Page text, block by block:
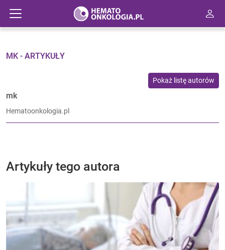
MK - ARTYKUŁY
Pokaż listę autorów
mk
Hematoonkologia.pl
Artykuły tego autora